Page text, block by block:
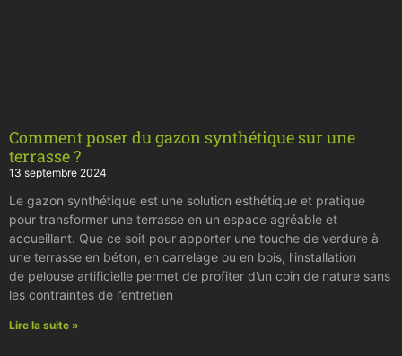
Comment poser du gazon synthétique sur une
terrasse ?
13 septembre 2024
Le gazon synthétique est une solution esthétique et pratique
pour transformer une terrasse en un espace agréable et
accueillant. Que ce soit pour apporter une touche de verdure à
une terrasse en béton, en carrelage ou en bois, l’installation
de pelouse artificielle permet de profiter d’un coin de nature sans
les contraintes de l’entretien
Lire la suite »